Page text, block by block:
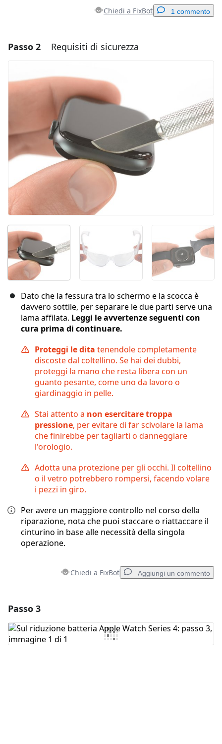
Chiedi a FixBot 1 commento
Aggiungi un commento
Pubblica commento
Passo 2 Requisiti di sicurezza
Dato che la fessura tra lo schermo e la scocca è
davvero sottile, per separare le due parti serve una
lama affilata. Leggi le avvertenze seguenti con
cura prima di continuare.
Proteggi le dita tenendole completamente
discoste dal coltellino. Se hai dei dubbi,
proteggi la mano che resta libera con un
guanto pesante, come uno da lavoro o
giardinaggio in pelle.
Stai attento a non esercitare troppa
pressione, per evitare di far scivolare la lama
che finirebbe per tagliarti o danneggiare
l'orologio.
Adotta una protezione per gli occhi. Il coltellino
o il vetro potrebbero rompersi, facendo volare
i pezzi in giro.
Per avere un maggiore controllo nel corso della
riparazione, nota che puoi staccare o riattaccare il
cinturino in base alle necessità della singola
operazione.
Chiedi a FixBot Aggiungi un commento
Aggiungi Commento
Passo 3